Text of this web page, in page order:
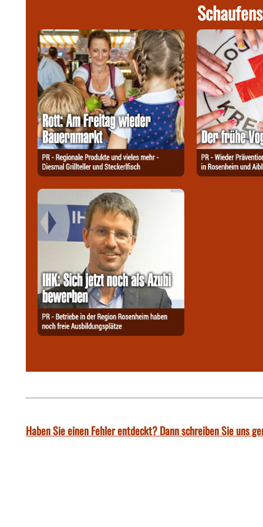
Haben Sie einen Fehler entdeckt? Dann schreiben Sie uns